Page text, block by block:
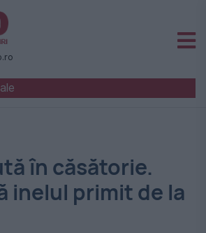
în căsătorie.
inelul primit de la